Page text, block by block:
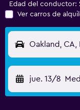
Edad del conductor:
Ver carros de
Oakland, CA,
jue. 13/8